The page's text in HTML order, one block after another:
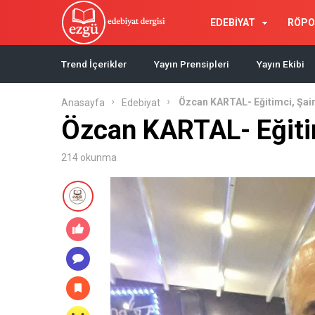
EDEBİYAT
Trend İçerikler Yayın Prensipleri Yayın Ekibi
Anasayfa Edebiyat Özcan KARTAL- Eğitimci,
Özcan KARTAL-
214 okunma